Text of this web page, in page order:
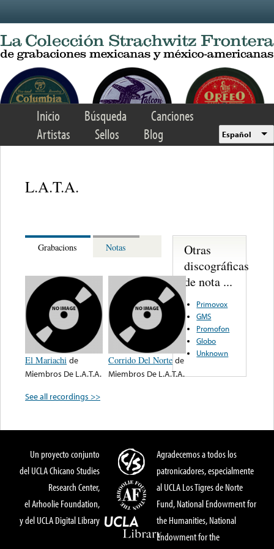
Inicio Búsqueda
Canciones
Artistas
Sellos Blog Español
L.A.T.A.
Grabacions Notas
El Mariachi de
Miembros De L.A.T.A.
Corrido Del Norte de
Miembros De L.A.T.A.
See all recordings >>
Otras
discográficas
de nota ...
Primovox
GMS
Promofon
Globo
Unknown
Un proyecto conjunto
del UCLA Chicano Studies
Research Center,
el Arhoolie Foundation,
y del UCLA Digital Library
Agradecemos a todos los
patronicadores, especialmente
al UCLA Los Tigres de Norte
Fund, National Endowment for
the Humanities, National
Endowment for the